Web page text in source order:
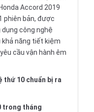
Honda Accord 2019
phiên bản, được
dụng công nghệ
khả năng tiết kiệm
cầu vận hành êm
thứ 10 chuẩn bị ra
trong tháng